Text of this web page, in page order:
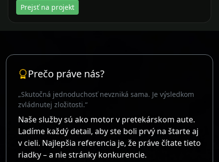
Prejsť na projekt
Prečo práve nás?
„Skutočná jednoduchosť nevzniká sama. Je výsledkom
zvládnutej zložitosti.“
Naše služby sú ako motor v pretekárskom aute.
Ladíme každý detail, aby ste boli prvý na štarte aj
v cieli. Najlepšia referencia je, že práve čítate tieto
riadky – a nie stránky konkurencie.